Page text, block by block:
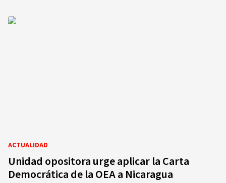
ACTUALIDAD
Unidad opositora urge aplicar la Carta
Democrática de la OEA a Nicaragua